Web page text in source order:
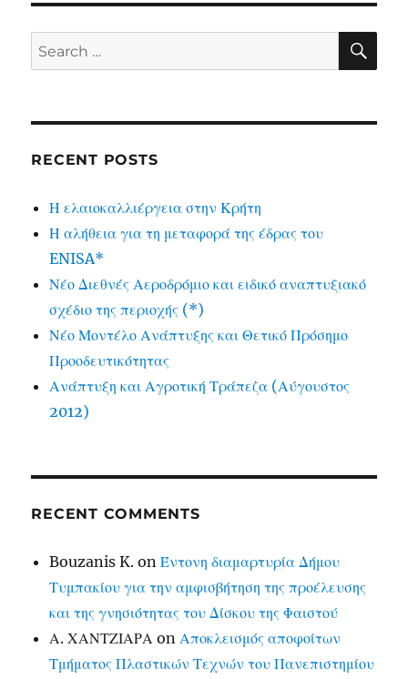
Search
for:
RECENT POSTS
Η ελαιοκαλλιέργεια στην Κρήτη
Η αλήθεια για τη μεταφορά της έδρας του
ENISA*
Νέο Διεθνές Αεροδρόμιο και ειδικό αναπτυξιακό
σχέδιο της περιοχής (*)
Νέο Μοντέλο Ανάπτυξης και Θετικό Πρόσημο
Προοδευτικότητας
Ανάπτυξη και Αγροτική Τράπεζα (Αύγουστος
2012)
RECENT COMMENTS
Bouzanis K. onΈντονη διαμαρτυρία Δήμου
Τυμπακίου για την αμφισβήτηση της προέλευσης
και της γνησιότητας του Δίσκου της Φαιστού
Α. ΧΑΝΤΖΙΑΡΑ onΑποκλεισμός αποφοίτων
Τμήματος Πλαστικών Τεχνών του Πανεπιστημίου